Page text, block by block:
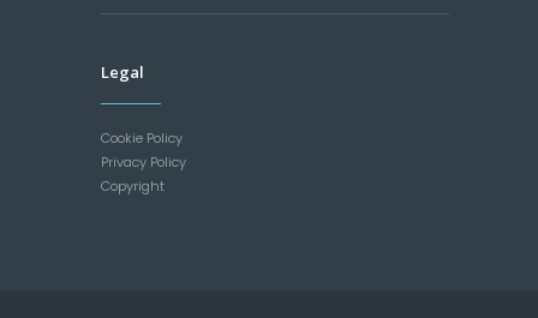
Legal
Cookie Policy
Privacy Policy
Copyright